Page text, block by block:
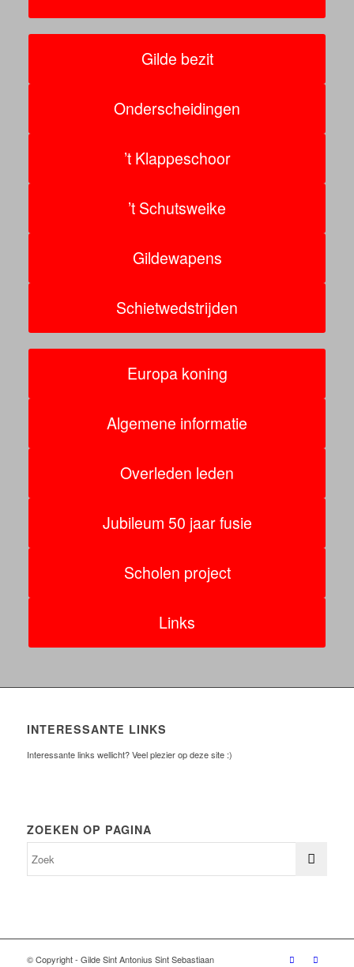
Gilde bezit
Onderscheidingen
’t Klappeschoor
’t Schutsweike
Gildewapens
Schietwedstrijden
Europa koning
Algemene informatie
Overleden leden
Jubileum 50 jaar fusie
Scholen project
Links
INTERESSANTE LINKS
Interessante links wellicht? Veel plezier op deze site :)
ZOEKEN OP PAGINA
© Copyright - Gilde Sint Antonius Sint Sebastiaan